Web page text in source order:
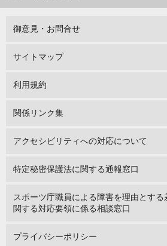
御意見・お問合せ
サイトマップ
利用規約
関係リンク集
アクセシビリティへの対応について
特定秘密保護法に関する通報窓口
スポーツ庁職員による障害を理由とする
関する対応要領に係る相談窓口
プライバシーポリシー